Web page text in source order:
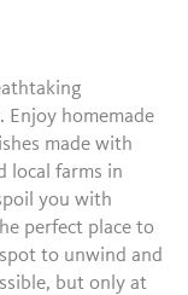
Enjoy homemade
made with
local farms in
you with
perfect place to
to unwind and
but only at